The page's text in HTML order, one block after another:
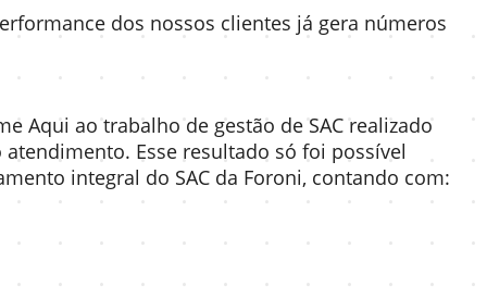
dos nossos clientes já gera números
Aqui ao trabalho de gestão de SAC realizado
Esse resultado só foi possível
integral do SAC da Foroni, contando com: